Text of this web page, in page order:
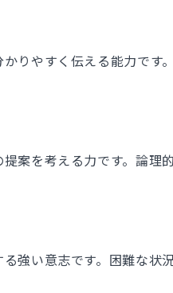
りやすく伝える能力です
案を考える力です。論理
強い意志です。困難な状